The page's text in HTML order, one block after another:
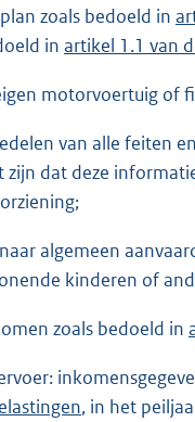
zoals bedoeld in
in artikel 1.1 van
motorvoertuig of
van alle feiten
dat deze
algemeen
kinderen of
zoals bedoeld in
, in het